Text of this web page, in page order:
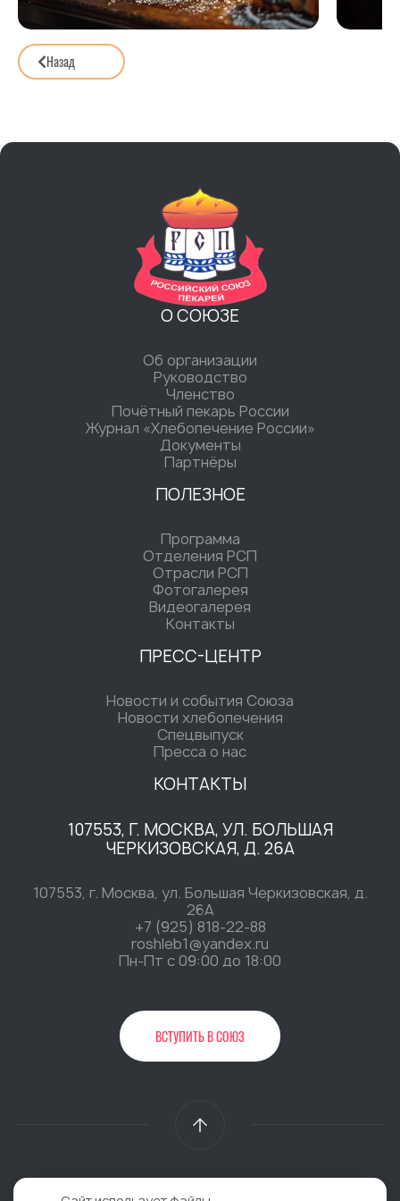
Назад
О СОЮЗЕ
Об организации
Руководство
Членство
Почётный пекарь России
Журнал «Хлебопечение России»
Документы
Партнёры
ПОЛЕЗНОЕ
Программа
Отделения РСП
Отрасли РСП
Фотогалерея
Видеогалерея
Контакты
ПРЕСС-ЦЕНТР
Новости и события Союза
Новости хлебопечения
Спецвыпуск
Пресса о нас
КОНТАКТЫ
107553, Г. МОСКВА, УЛ. БОЛЬШАЯ
ЧЕРКИЗОВСКАЯ, Д. 26А
107553, г. Москва, ул. Большая Черкизовская, д.
26А
+7 (925) 818-22-88
roshleb1@yandex.ru
Пн-Пт c 09:00 до 18:00
ВСТУПИТЬ В СОЮЗ
2026 @ Общественная организация «Российский Союз